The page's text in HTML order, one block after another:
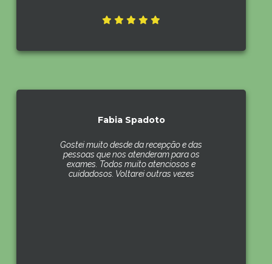
Fabia Spadoto
Gostei muito desde da recepção e das
pessoas que nos atenderam para os
exames. Todos muito atenciosos e
cuidadosos. Voltarei outras vezes